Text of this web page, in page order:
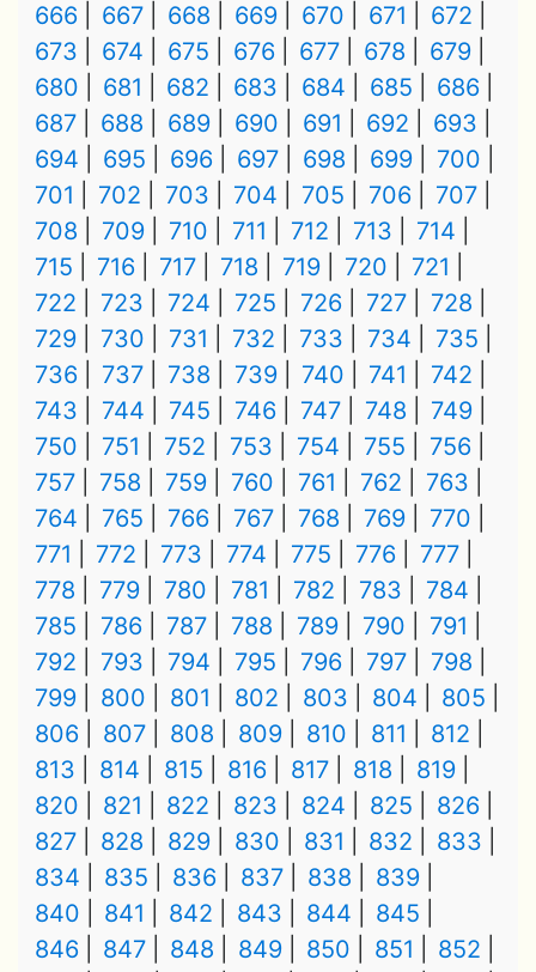
666
667 668 669 670 671
672
673
674 675 676 677 678
679
680
681 682 683 684 685
686
687
688 689 690 691 692
693
694
695 696 697 698 699
700
701
702 703 704 705 706
707
708
709 710 711 712 713
714
715
716 717 718 719 720
721
722
723 724 725 726 727
728
729
730 731 732 733 734
735
736
737 738 739 740 741
742
743
744 745 746 747 748
749
750
751 752 753 754 755
756
757
758 759 760 761 762
763
764
765 766 767 768 769
770
771
772 773 774 775 776
777
778
779 780 781 782 783
784
785
786 787 788 789 790
791
792
793 794 795 796 797
798
799
800 801 802 803 804
805
806
807 808 809 810 811
812
813
814 815 816 817 818
819
820
821 822 823 824 825
826
827
828 829 830 831 832
833
834
835 836 837 838
839
840
841 842 843 844
845
846
847 848 849 850 851
852